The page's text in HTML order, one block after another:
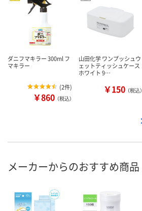
ダニフマキラー 300ml フ
マキラー
(2件)
￥860 （税込）
山田化学 ワンプッシュウ
ェットティッシュケース
ホワイト 9…
￥150 （税込）
メーカーからのおすすめ商品